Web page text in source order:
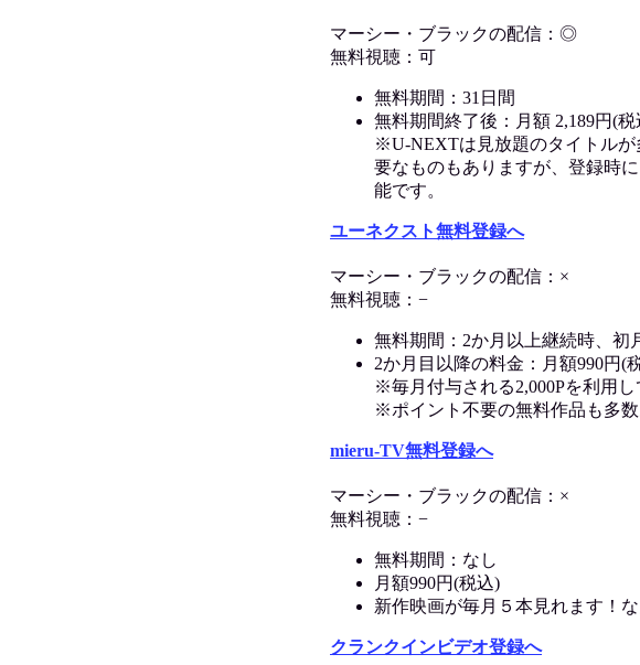
マーシー・ブラックの配信：◎
無料視聴：可
無料期間：31日間
無料期間終了後：月額 2,189円(税
※U-NEXTは見放題のタイトル
要なものもありますが、登録時
能です。
ユーネクスト無料登録へ
マーシー・ブラックの配信：×
無料視聴：−
無料期間：2か月以上継続時、初
2か月目以降の料金：月額990円(
※毎月付与される2,000Pを利用
※ポイント不要の無料作品も多
mieru-TV無料登録へ
マーシー・ブラックの配信：×
無料視聴：−
無料期間：なし
月額990円(税込)
新作映画が毎月５本見れます！
クランクインビデオ登録へ